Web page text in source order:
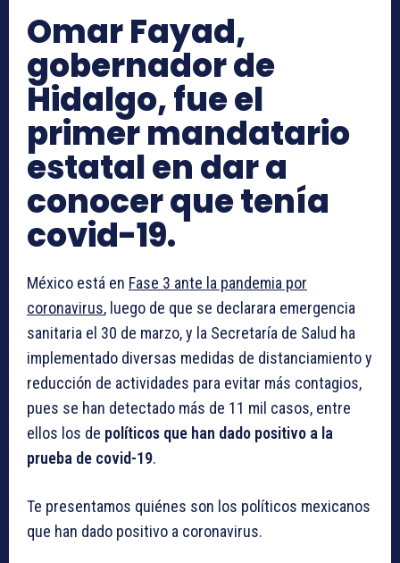
Omar Fayad,
gobernador de
Hidalgo, fue el
primer mandatario
estatal en dar a
conocer que tenía
covid-19.
México está en Fase 3 ante la pandemia por
coronavirus, luego de que se declarara emergencia
sanitaria el 30 de marzo, y la Secretaría de Salud ha
implementado diversas medidas de distanciamiento y
reducción de actividades para evitar más contagios,
pues se han detectado más de 11 mil casos, entre
ellos los de políticos que han dado positivo a la
prueba de covid-19.
Te presentamos quiénes son los políticos mexicanos
que han dado positivo a coronavirus.